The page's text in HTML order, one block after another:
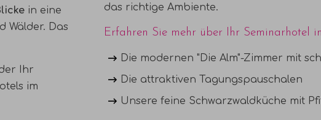
in eine
Wälder. Das
Ihr
im
das richtige Ambiente.
Erfahren Sie mehr über Ihr Seminarhotel
Die modernen "Die Alm"-Zimmer mit
Die attraktiven Tagungspauschalen
Unserefeine Schwarzwaldküche mit